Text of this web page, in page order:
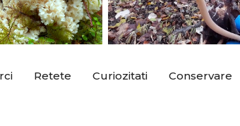
Retete Curiozitati Conservare